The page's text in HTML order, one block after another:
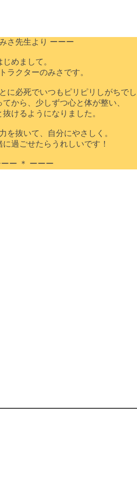
さ先生より ーーー
じめまして。
ラクターのみさです。
に必死でいつもピリピリしがちで
から、少しずつ心と体が整い、
けるようになりました。
を抜いて、自分にやさしく。
過ごせたらうれしいです！
ー ＊ ーーー